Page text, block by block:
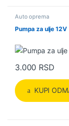
Auto oprema
Pumpa za ulje 12V
3.000 RSD
KUPI